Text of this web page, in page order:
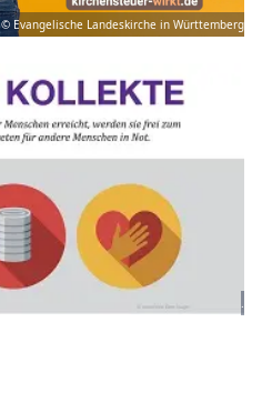
© Evangelische Landeskirche in Württemberg
.